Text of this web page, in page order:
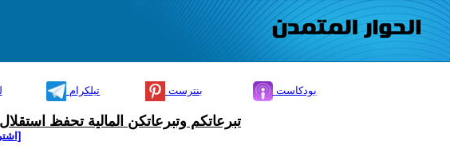
تيلكرام بنترست بودكاست
تبرعاتكم وتبرعاتكن المالية تحفظ